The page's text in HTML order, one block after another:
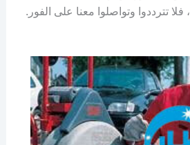
، فلا تترددوا وتواصلوا معنا على الفور.